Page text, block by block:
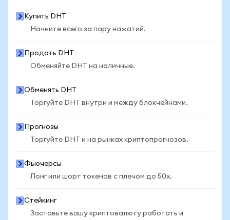
Купить DHT
Начните всего за пару нажатий.
Продать DHT
Обменяйте DHT на наличные.
Обменять DHT
Торгуйте DHT внутри и между блокчейнами.
Прогнозы
Торгуйте DHT и на рынках криптопрогнозов.
Фьючерсы
Лонг или шорт токенов с плечом до 50x.
Стейкинг
Заставьте вашу криптовалюту работать и